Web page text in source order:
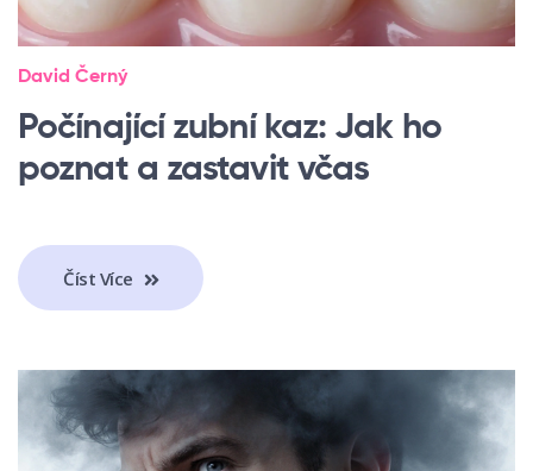
David Černý
Počínající zubní kaz: Jak ho
poznat a zastavit včas
Číst Více